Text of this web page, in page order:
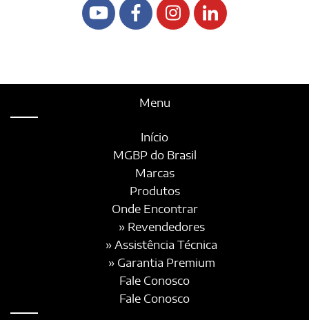
Menu
Início
MGBP do Brasil
Marcas
Produtos
Onde Encontrar
» Revendedores
» Assistência Técnica
» Garantia Premium
Fale Conosco
Fale Conosco